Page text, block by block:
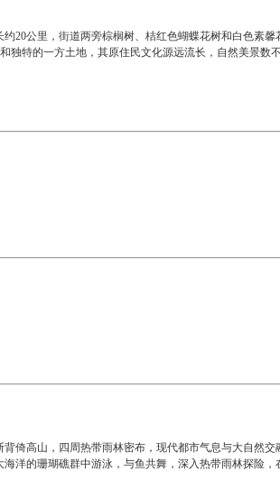
20公里，街道两旁棕榈树、桔红色蝴蝶花树和白色素
独特的一方土地，其原住民文化源远流长，自然美景
倚高山，四周热带雨林密布，现代都市气息与大自然
洋的珊瑚礁群中游泳，与鱼共舞，深入热带雨林探险